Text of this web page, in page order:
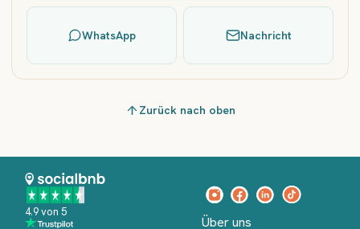
WhatsApp Nachricht
Zurück nach oben
4.9 von 5
Über uns